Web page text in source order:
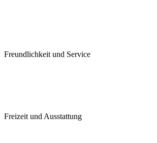
Freundlichkeit und Service
Freizeit und Ausstattung